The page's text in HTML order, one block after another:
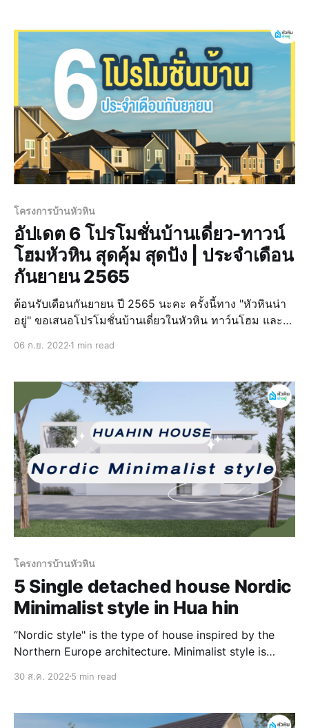
โครงการบ้านหัวหิน
อัปเดต 6 โปรโมชั่นบ้านเดี่ยว-ทาวน์
โฮมหัวหิน สุดคุ้ม สุดปัง | ประจำเดือน
กันยายน 2565
ต้อนรับเดือนกันยายน ปี 2565 นะคะ ครั้งนี้ทาง "หัวหินน่า
อยู่" ขอเสนอโปรโมชั่นบ้านเดี่ยวในหัวหิน ทาว์นโฮม และ
06 ก.ย. 2022 1 min read
โครงการบ้านหัวหิน
5 Single detached house Nordic
Minimalist style in Hua hin
“Nordic style" is the type of house inspired by the
Northern Europe architecture. Minimalist style is
a lot these days, especially to those who fall in love
only its minimalism stands
30 ส.ค. 2022 5 min read